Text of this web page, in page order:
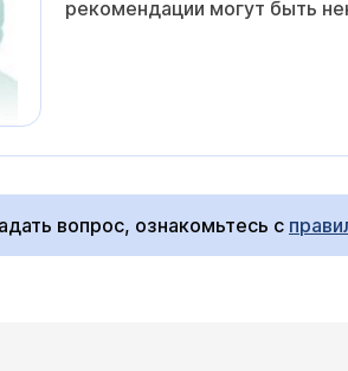
рекомендации могут быть
вопрос, ознакомьтесь с